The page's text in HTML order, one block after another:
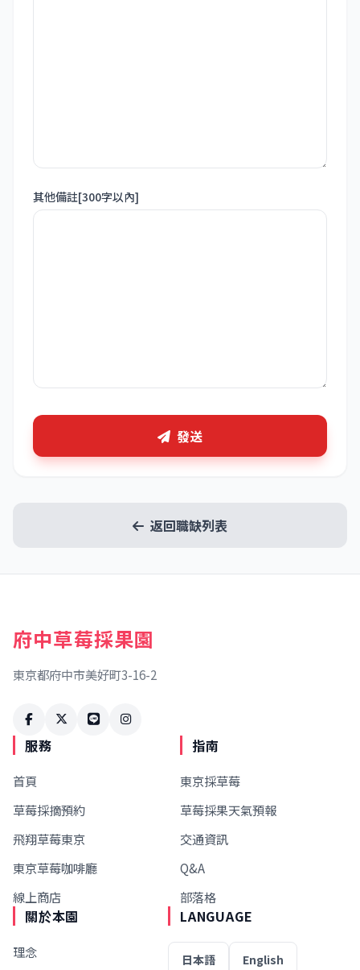
其他備註[300字以內]
發送
返回職缺列表
府中草莓採果園
東京都府中市美好町3-16-2
服務
首頁
草莓採摘預約
飛翔草莓東京
東京草莓咖啡廳
線上商店
指南
東京採草莓
草莓採果天氣預報
交通資訊
Q&A
部落格
關於本園
理念
LANGUAGE
日本語 English